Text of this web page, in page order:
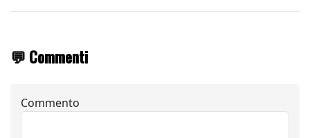
💬 Commenti